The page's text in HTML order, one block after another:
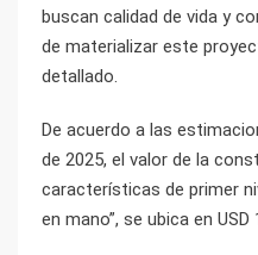
buscan calidad de vida y
de materializar este
detallado.
De acuerdo a las
de 2025, el valor de la
características de primer
en mano”, se ubica en